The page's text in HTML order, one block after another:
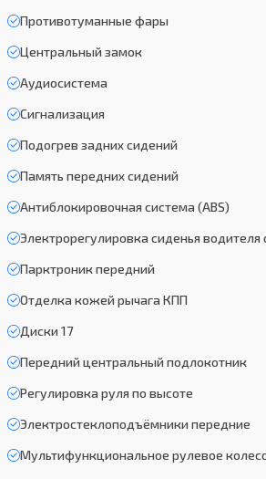
Противотуманные фары
Центральный замок
Аудиосистема
Сигнализация
Подогрев задних сидений
Память передних сидений
Антиблокировочная система (ABS)
Электрорегулировка сиденья водителя
Парктроник передний
Отделка кожей рычага КПП
Диски 17
Передний центральный подлокотник
Регулировка руля по высоте
Электростеклоподъёмники передние
Мультифункциональное рулевое